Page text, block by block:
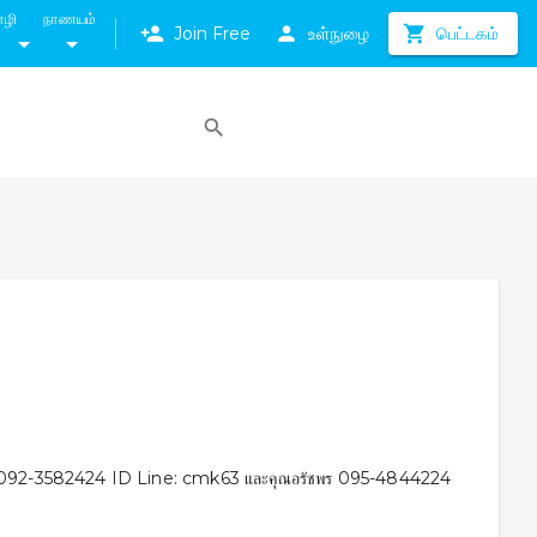
நாணயம்
Join Free உள்நுழை பெட்டகம்
ภู่ 092-3582424 ID Line: cmk63 และคุณอรัชพร 095-4844224